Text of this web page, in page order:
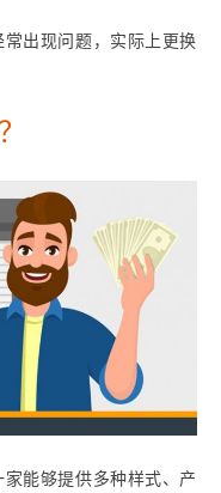
出现问题，实际上更换
能够提供多种样式、产